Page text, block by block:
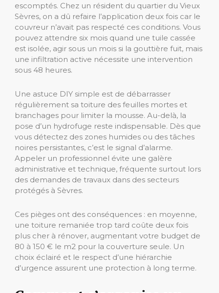
escomptés. Chez un résident du quartier du Vieux
Sèvres, on a dû refaire l’application deux fois car le
couvreur n’avait pas respecté ces conditions. Vous
pouvez attendre six mois quand une tuile cassée
est isolée, agir sous un mois si la gouttière fuit, mais
une infiltration active nécessite une intervention
sous 48 heures.
Une astuce DIY simple est de débarrasser
régulièrement sa toiture des feuilles mortes et
branchages pour limiter la mousse. Au-delà, la
pose d’un hydrofuge reste indispensable. Dès que
vous détectez des zones humides ou des tâches
noires persistantes, c’est le signal d’alarme.
Appeler un professionnel évite une galère
administrative et technique, fréquente surtout lors
des demandes de travaux dans des secteurs
protégés à Sèvres.
Ces pièges ont des conséquences : en moyenne,
une toiture remaniée trop tard coûte deux fois
plus cher à rénover, augmentant votre budget de
80 à 150 € le m2 pour la couverture seule. Un
choix éclairé et le respect d’une hiérarchie
d’urgence assurent une protection à long terme.